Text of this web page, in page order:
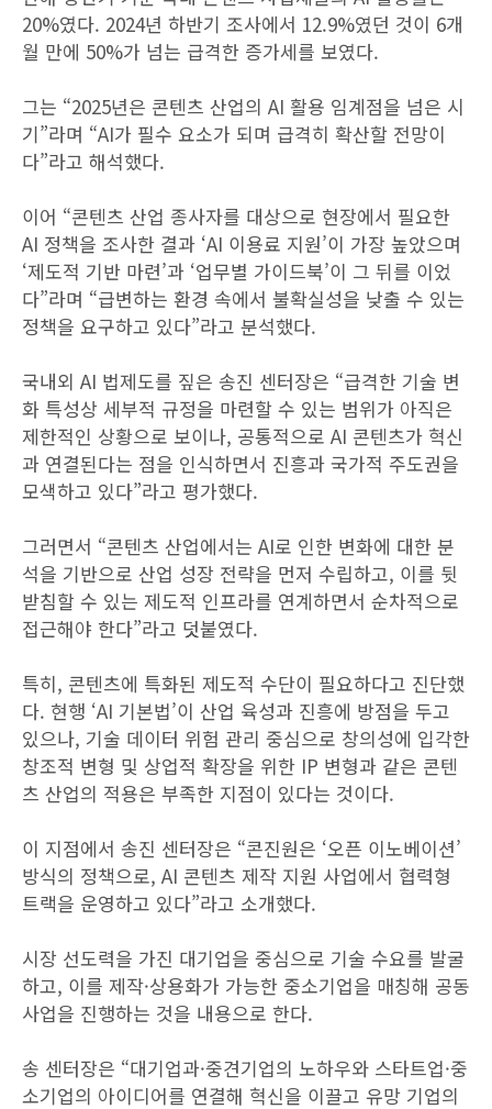
20%였다. 2024년 하반기 조사에서 12.9%였던 것이 6개
월 만에 50%가 넘는 급격한 증가세를 보였다.
그는 “2025년은 콘텐츠 산업의 AI 활용 임계점을 넘은 시
기”라며 “AI가 필수 요소가 되며 급격히 확산할 전망이
다”라고 해석했다.
이어 “콘텐츠 산업 종사자를 대상으로 현장에서 필요한
AI 정책을 조사한 결과 ‘AI 이용료 지원’이 가장 높았으며
‘제도적 기반 마련’과 ‘업무별 가이드북’이 그 뒤를 이었
다”라며 “급변하는 환경 속에서 불확실성을 낮출 수 있는
정책을 요구하고 있다”라고 분석했다.
국내외 AI 법제도를 짚은 송진 센터장은 “급격한 기술 변
화 특성상 세부적 규정을 마련할 수 있는 범위가 아직은
제한적인 상황으로 보이나, 공통적으로 AI 콘텐츠가 혁신
과 연결된다는 점을 인식하면서 진흥과 국가적 주도권을
모색하고 있다”라고 평가했다.
그러면서 “콘텐츠 산업에서는 AI로 인한 변화에 대한 분
석을 기반으로 산업 성장 전략을 먼저 수립하고, 이를 뒷
받침할 수 있는 제도적 인프라를 연계하면서 순차적으로
접근해야 한다”라고 덧붙였다.
특히, 콘텐츠에 특화된 제도적 수단이 필요하다고 진단했
다. 현행 ‘AI 기본법’이 산업 육성과 진흥에 방점을 두고
있으나, 기술 데이터 위험 관리 중심으로 창의성에 입각한
창조적 변형 및 상업적 확장을 위한 IP 변형과 같은 콘텐
츠 산업의 적용은 부족한 지점이 있다는 것이다.
이 지점에서 송진 센터장은 “콘진원은 ‘오픈 이노베이션’
방식의 정책으로, AI 콘텐츠 제작 지원 사업에서 협력형
트랙을 운영하고 있다”라고 소개했다.
시장 선도력을 가진 대기업을 중심으로 기술 수요를 발굴
하고, 이를 제작·상용화가 가능한 중소기업을 매칭해 공동
사업을 진행하는 것을 내용으로 한다.
송 센터장은 “대기업과·중견기업의 노하우와 스타트업·중
소기업의 아이디어를 연결해 혁신을 이끌고 유망 기업의